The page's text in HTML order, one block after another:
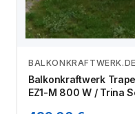
BALKONKRAFTWERK.DE
Balkonkraftwerk
EZ1-M 800 W / Trina